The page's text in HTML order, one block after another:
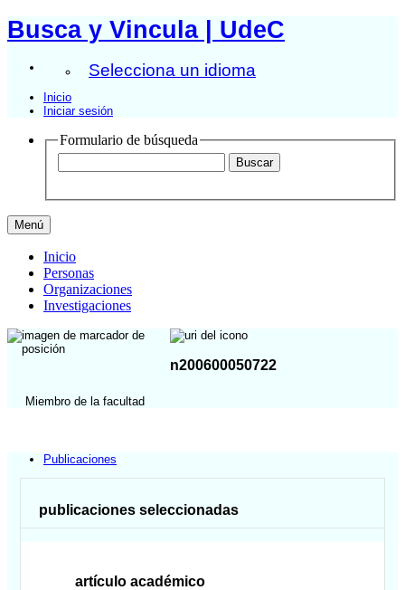
Busca y Vincula | UdeC
Selecciona un idioma
Inicio
Iniciar sesión
Formulario de búsqueda
Menú
Inicio
Personas
Organizaciones
Investigaciones
n200600050722
Miembro de la facultad
Publicaciones
publicaciones seleccionadas
artículo académico